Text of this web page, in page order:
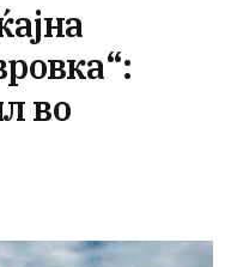
во